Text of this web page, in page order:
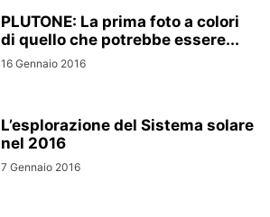
PLUTONE: La prima foto a colori
di quello che potrebbe essere...
16 Gennaio 2016
L’esplorazione del Sistema solare
nel 2016
7 Gennaio 2016